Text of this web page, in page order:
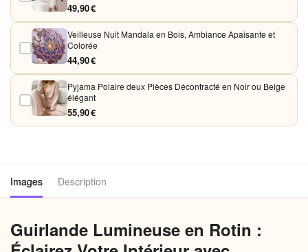
49,90 €
Veilleuse Nuit Mandala en Bois, Ambiance Apaisante et
Colorée
44,90 €
Pyjama Polaire deux Pièces Décontracté en Noir ou Beige
élégant
55,90 €
Images Description
Guirlande Lumineuse en Rotin :